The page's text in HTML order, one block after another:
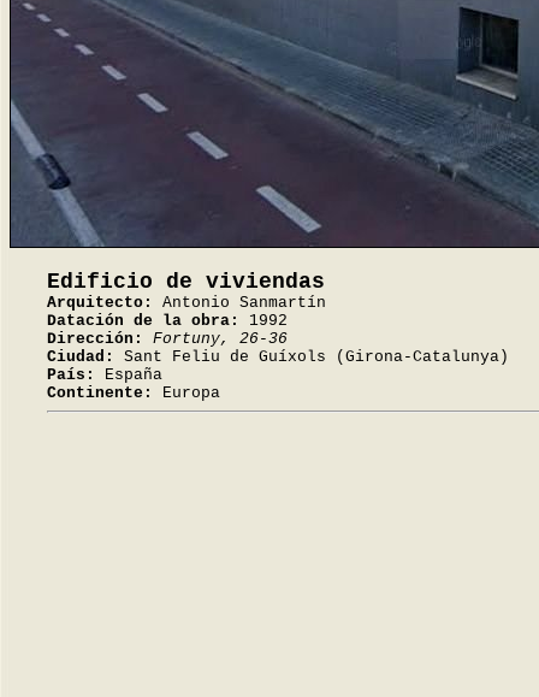
Edificio de viviendas
Arquitecto:
Antonio Sanmartín
Datación de la obra:
1992
Dirección:
Fortuny, 26-36
Ciudad:
Sant Feliu de Guíxols (Girona-Catalunya)
País:
España
Continente:
Europa